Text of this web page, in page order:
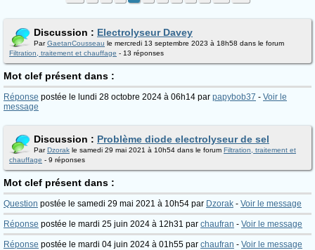
Discussion : Electrolyseur Davey
ParGaetanCousseau le mercredi 13 septembre 2023 à 18h58 dans le forum
Filtration, traitement et chauffage - 13 réponses
Mot clef présent dans :
Réponse postée le lundi 28 octobre 2024 à 06h14 par papybob37 - Voir le
message
Discussion : Problème diode electrolyseur de sel
ParDzorak le samedi 29 mai 2021 à 10h54 dans le forum Filtration, traitement et
chauffage - 9 réponses
Mot clef présent dans :
Question postée le samedi 29 mai 2021 à 10h54 par Dzorak - Voir le message
Réponse postée le mardi 25 juin 2024 à 12h31 par chaufran - Voir le message
Réponse postée le mardi 04 juin 2024 à 01h55 par chaufran - Voir le message